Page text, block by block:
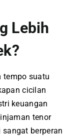
Lebih
tempo suatu
cicilan
keuangan
tenor
berperan